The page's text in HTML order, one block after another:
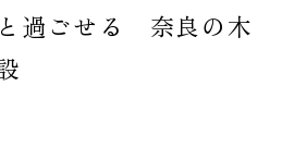
過ごせる 奈良の木